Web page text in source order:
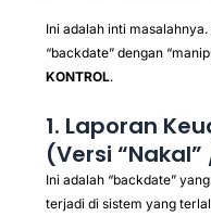
Ini adalah inti
“backdate” dengan
KONTROL.
1. Laporan
(Versi
Ini adalah “backdate”
terjadi di sistem yang